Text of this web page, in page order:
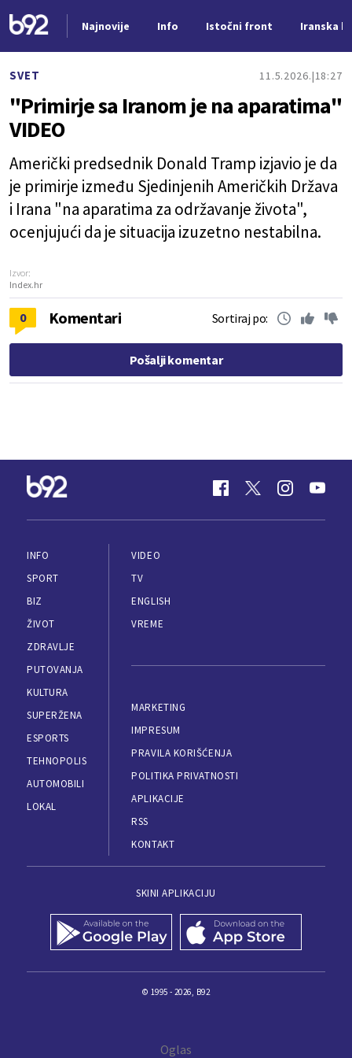
Najnovije Info Istočni front Iranska
SVET 11.5.2026. 18:27
"Primirje sa Iranom je na aparatima"
VIDEO
Američki predsednik Donald Tramp izjavio je da
je primirje između Sjedinjenih Američkih Država
i Irana "na aparatima za održavanje života",
ocenjujući da je situacija izuzetno nestabilna.
Izvor:
Index.hr
0 Komentari Sortiraj po:
Pošalji komentar
INFO
SPORT
BIZ
ŽIVOT
ZDRAVLJE
PUTOVANJA
KULTURA
SUPERŽENA
ESPORTS
TEHNOPOLIS
AUTOMOBILI
LOKAL
VIDEO
TV
ENGLISH
VREME
MARKETING
IMPRESUM
PRAVILA KORIŠĆENJA
POLITIKA PRIVATNOSTI
APLIKACIJE
RSS
KONTAKT
SKINI APLIKACIJU
© 1995 - 2026, B92